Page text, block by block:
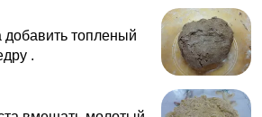
добавить топленый
.